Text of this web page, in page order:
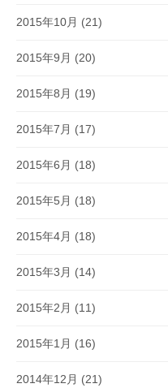
2015年10月 (21)
2015年9月 (20)
2015年8月 (19)
2015年7月 (17)
2015年6月 (18)
2015年5月 (18)
2015年4月 (18)
2015年3月 (14)
2015年2月 (11)
2015年1月 (16)
2014年12月 (21)